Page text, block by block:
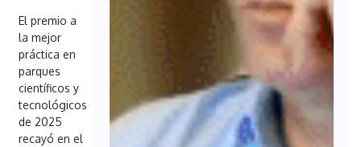
El premio a
la mejor
práctica en
parques
científicos y
tecnológicos
de 2025
recayó en el